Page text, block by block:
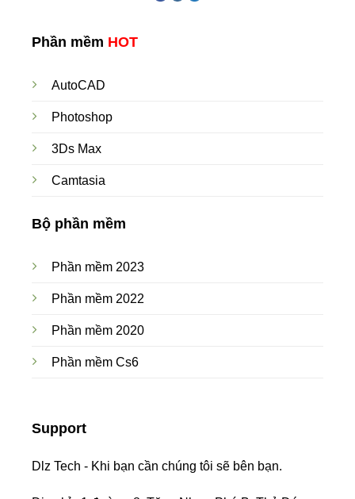
Phần mềm HOT
AutoCAD
Photoshop
3Ds Max
Camtasia
Bộ phần mềm
Phần mềm 2023
Phần mềm 2022
Phần mềm 2020
Phần mềm Cs6
Support
Dlz Tech - Khi bạn cần chúng tôi sẽ bên bạn.